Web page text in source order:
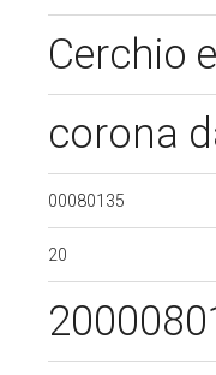
Cerchio
corona
00080135
20